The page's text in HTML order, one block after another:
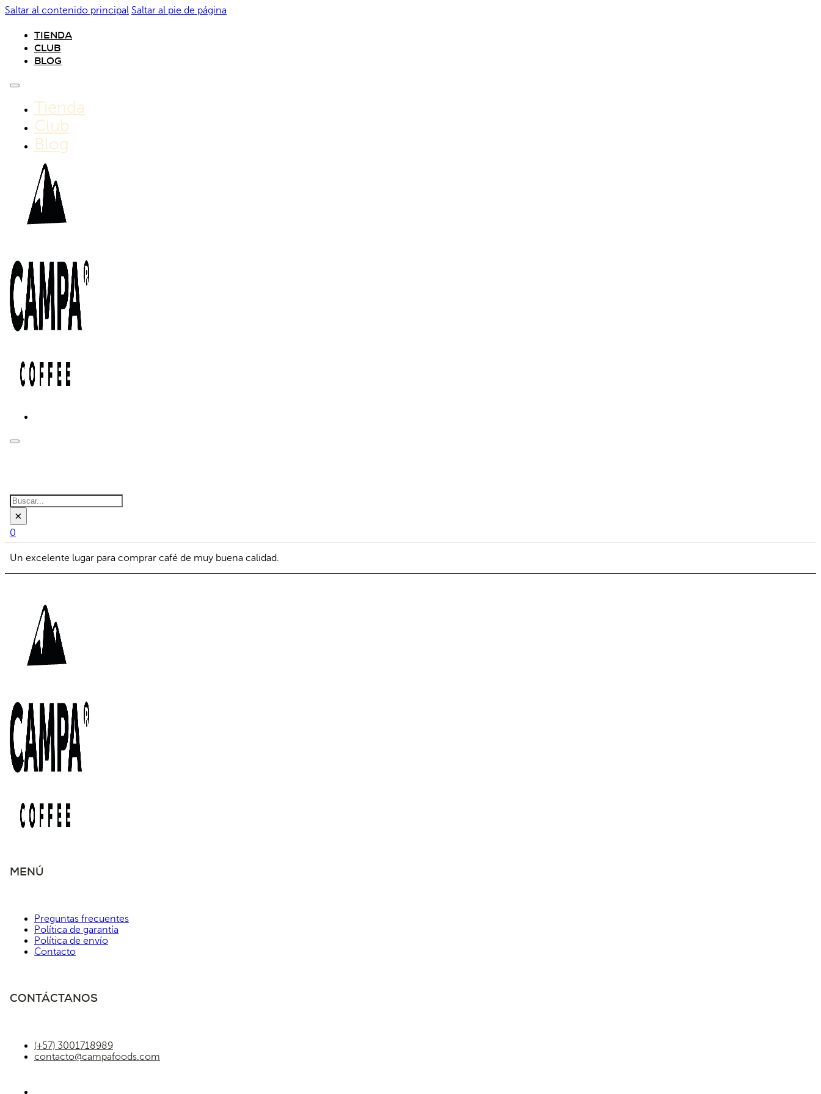
Saltar al contenido principal Saltar al pie de página
TIENDA
CLUB
BLOG
Tienda
Club
Blog
Buscar
×
0
Un excelente lugar para comprar café de muy buena calidad.
MENÚ
Preguntas frecuentes
Política de garantía
Política de envío
Contacto
CONTÁCTANOS
(+57) 3001718989
contacto@campafoods.com